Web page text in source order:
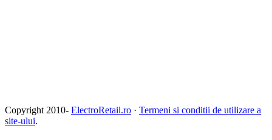
Copyright 2010- ElectroRetail.ro · Termeni si conditii de utilizare a
site-ului.